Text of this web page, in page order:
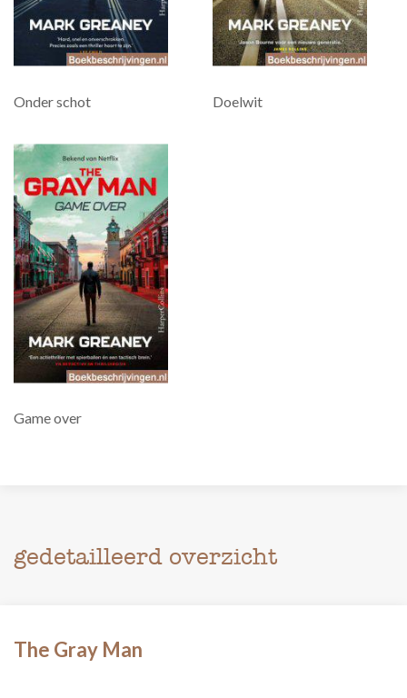
Onder schot Doelwit
Game over
gedetailleerd overzicht
The Gray Man